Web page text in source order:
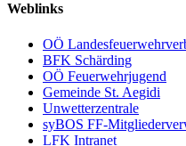
Weblinks
OÖ
BFK Schärding
OÖ Feuerwehrjugend
Gemeinde St. Aegidi
Unwetterzentrale
syBOS FF-
LFK Intranet